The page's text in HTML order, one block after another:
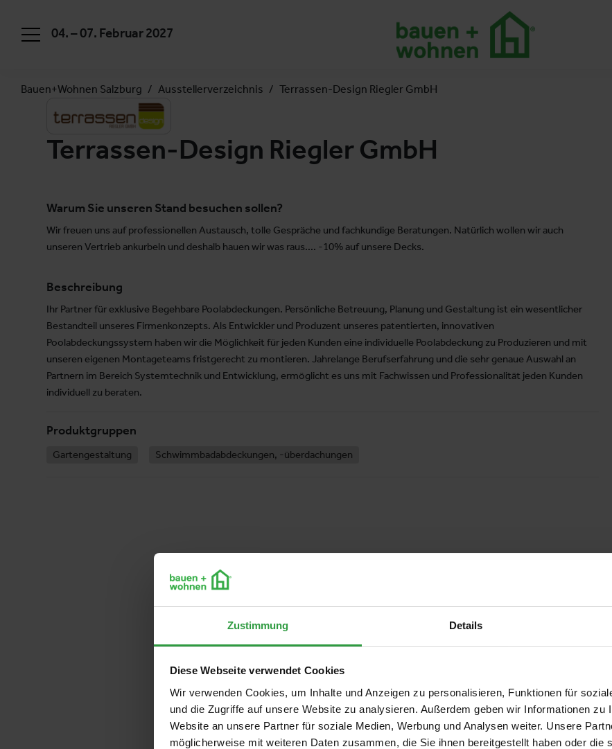
Zustimmung Details
Diese Webseite verwendet Cookies
Wir verwenden Cookies, um Inhalte und Anzeigen zu personalisieren, Funktionen für
und die Zugriffe auf unsere Website zu analysieren. Außerdem geben wir Informationen zu
Website an unsere Partner für soziale Medien, Werbung und Analysen weiter. Unsere
möglicherweise mit weiteren Daten zusammen, die Sie ihnen bereitgestellt haben oder die
04. – 07. Februar 2027
Bauen+Wohnen Salzburg Ausstellerverzeichnis Terrassen-Design Riegler GmbH
Terrassen-Design Riegler GmbH
Warum Sie unseren Stand besuchen sollen?
Wir freuen uns auf professionellen Austausch, tolle Gespräche und fachkundige Beratungen. Natürlich wollen wir auch
unseren Vertrieb ankurbeln und deshalb hauen wir was raus.... -10% auf unsere Decks.
Beschreibung
Ihr Partner für exklusive Begehbare Poolabdeckungen. Persönliche Betreuung, Planung und Gestaltung ist ein wesentlicher
Bestandteil unseres Firmenkonzepts. Als Entwickler und Produzent unseres patentierten, innovativen
Poolabdeckungssystem haben wir die Möglichkeit für jeden Kunden eine individuelle Poolabdeckung zu Produzieren und mit
unseren eigenen Montageteams fristgerecht zu montieren. Jahrelange Berufserfahrung und die sehr genaue Auswahl an
Partnern im Bereich Systemtechnik und Entwicklung, ermöglicht es uns mit Fachwissen und Professionalität jeden Kunden
individuell zu beraten.
Produktgruppen
Gartengestaltung Schwimmbadabdeckungen, -überdachungen